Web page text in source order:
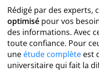
Rédigé par des experts,
optimisé pour vos
des informations. Avec
toute confiance. Pour
une étude complète est
universitaire qui fait la